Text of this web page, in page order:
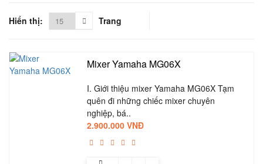
Hiển thị: Trang
Mixer Yamaha MG06X
I. Giới thiệu mixer Yamaha MG06X Tạm
quên đi những chiếc mixer chuyên
nghiệp, bá..
2.900.000 VNĐ